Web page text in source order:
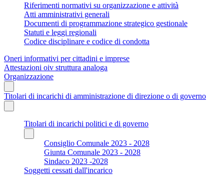
Riferimenti normativi su organizzazione e attività
Atti amministrativi generali
Documenti di programmazione strategico gestionale
Statuti e leggi regionali
Codice disciplinare e codice di condotta
Oneri informativi per cittadini e imprese
Attestazioni oiv struttura analoga
Organizzazione
Titolari di incarichi di amministrazione di direzione o di governo
Titolari di incarichi politici e di governo
Consiglio Comunale 2023 - 2028
Giunta Comunale 2023 - 2028
Sindaco 2023 -2028
Soggetti cessati dall'incarico